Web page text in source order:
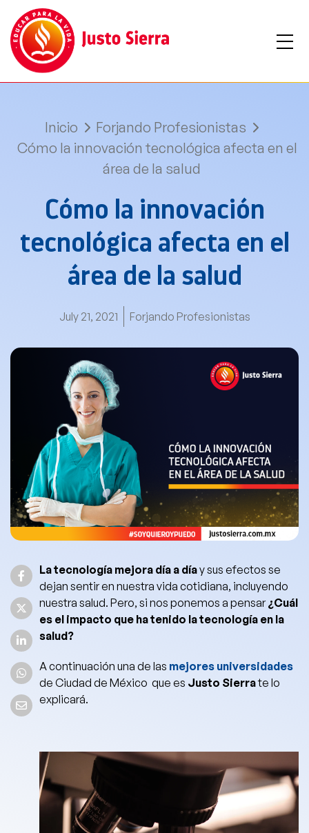
Inicio
Forjando Profesionistas
Cómo la innovación tecnológica afecta en el
área de la salud
Cómo la innovación
tecnológica afecta en el
área de la salud
July 21, 2021 Forjando Profesionistas
La tecnología mejora día a díay sus efectos se
dejan sentir en nuestra vida cotidiana, incluyendo
nuestra salud. Pero, si nos ponemos a pensar¿Cuál
es el impacto que ha tenido la tecnología en la
salud?
A continuación una de las mejores universidades
de Ciudad de México que es Justo Sierrate lo
explicará.